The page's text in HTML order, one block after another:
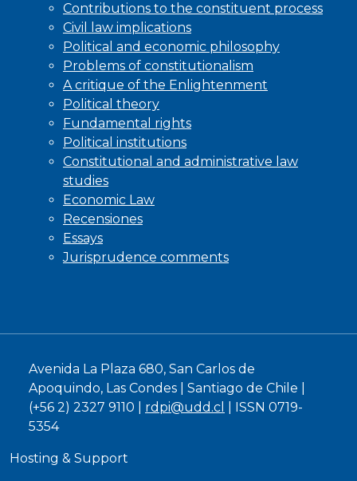
Contributions to the constituent process
Civil law implications
Political and economic philosophy
Problems of constitutionalism
A critique of the Enlightenment
Political theory
Fundamental rights
Political institutions
Constitutional and administrative law
studies
Economic Law
Recensiones
Essays
Jurisprudence comments
Avenida La Plaza 680, San Carlos de
Apoquindo, Las Condes | Santiago de Chile |
(+56 2) 2327 9110 | rdpi@udd.cl
| ISSN 0719-
5354
Hosting & Support